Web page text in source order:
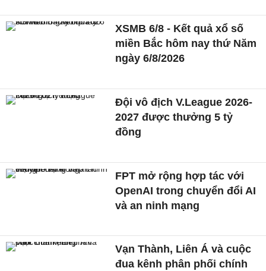
XSMB 6/8 - Kết quả xổ số
miền Bắc hôm nay thứ Năm
ngày 6/8/2026
Đội vô địch V.League 2026-
2027 được thưởng 5 tỷ
đồng
FPT mở rộng hợp tác với
OpenAI trong chuyển đổi AI
và an ninh mạng
Vạn Thành, Liên Á và cuộc
đua kênh phân phối chính